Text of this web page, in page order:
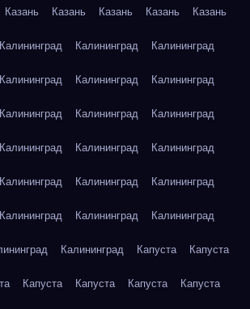
Казань Казань Казань Казань Казань
Калининград Калининград Калининград
Калининград Калининград Калининград
Калининград Калининград Калининград
Калининград Калининград Калининград
Калининград Калининград Калининград
Калининград Калининград Калининград
Калининград Капуста Капуста
Капуста Капуста Капуста Капуста